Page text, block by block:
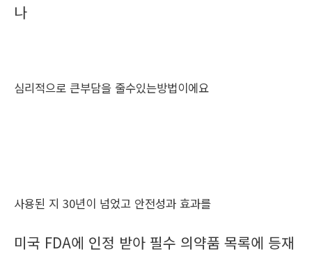
나
심리적으로 큰부담을 줄수있는방법이에요
사용된 지 30년이 넘었고 안전성과 효과를
미국 FDA에 인정 받아 필수 의약품 목록에 등재